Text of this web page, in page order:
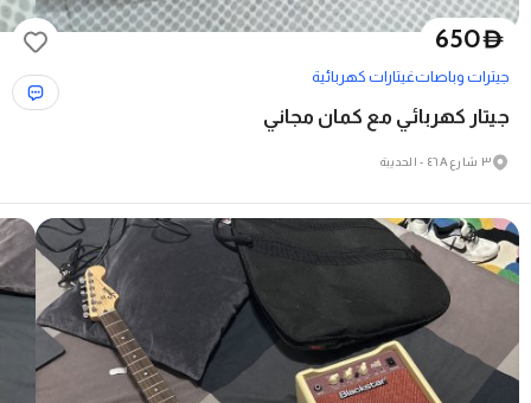
D
650
جيترات وباصاتغيتارات كهربائية
جيتار كهربائي مع كمان مجاني
٣ شارع ٤٦A - الحديبة